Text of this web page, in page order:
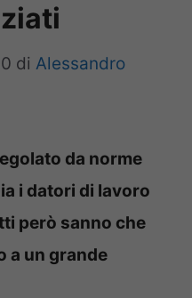
di Alessandro
da norme
i datori di lavoro
però sanno che
a un grande